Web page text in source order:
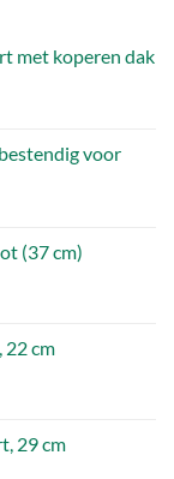
met koperen dak
voor
(37 cm)
22 cm
29 cm